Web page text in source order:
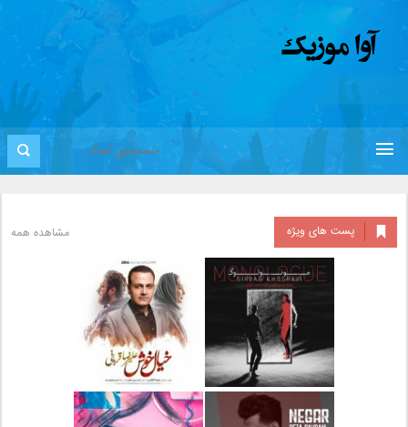
پست های ویژه مشاهده همه
دانلود آلبوم جدید سیروان
دانلود آهنگ جدید علیرضا